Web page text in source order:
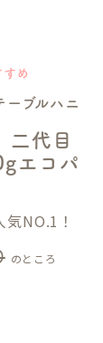
ーブルハニ
二代目
エコパ
すめ
のところ
NO.1！